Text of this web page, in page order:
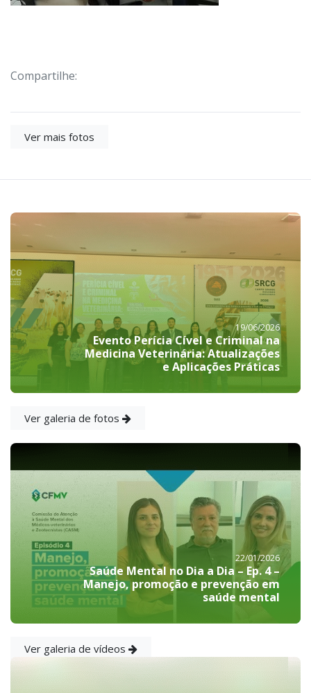
Compartilhe:
Ver mais fotos
19/06/2026
Evento Perícia Cível e Criminal na
Medicina Veterinária: Atualizações
e Aplicações Práticas
Ver galeria de fotos
22/01/2026
Saúde Mental no Dia a Dia – Ep. 4 –
Manejo, promoção e prevenção em
saúde mental
Ver galeria de vídeos